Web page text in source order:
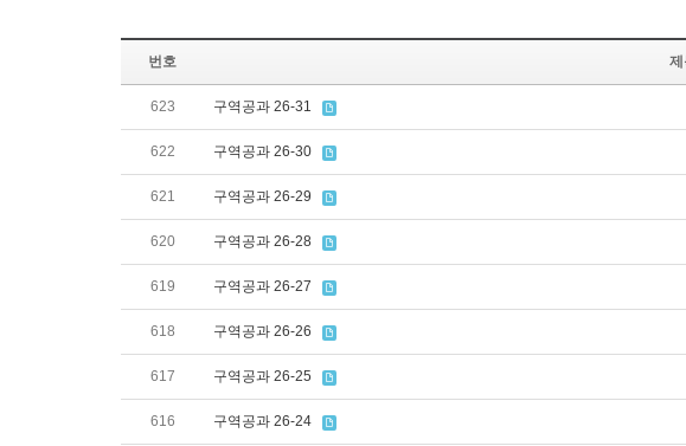
번호
623 구역공과 26-31
622 구역공과 26-30
621 구역공과 26-29
620 구역공과 26-28
619 구역공과 26-27
618 구역공과 26-26
617 구역공과 26-25
616 구역공과 26-24